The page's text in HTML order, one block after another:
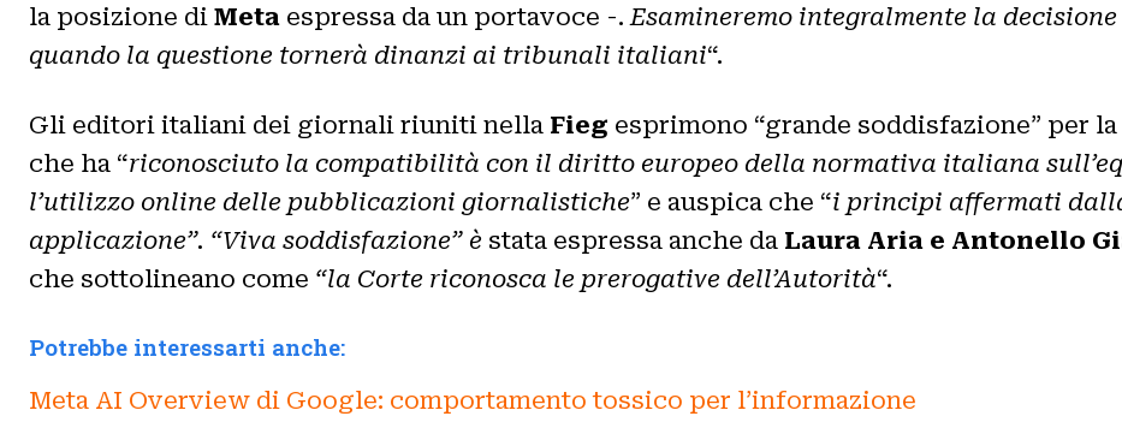
la posizione di Meta espressa da un portavoce -.Esamineremo integralmente la
quando la questione tornerà dinanzi ai tribunali italiani“.
Gli editori italiani dei giornali riuniti nella Fieg esprimono “grande soddisfazione” per
che ha “riconosciuto la compatibilità con il diritto europeo della normativa italiana
l’utilizzo online delle pubblicazioni giornalistiche” e auspica che “i principi affermati
applicazione”. “Viva soddisfazione” è stata espressa anche da Laura Aria e Antonello
che sottolineano come “la Corte riconosca le prerogative dell’Autorità“.
Potrebbe interessarti anche:
Meta AI Overview di Google: comportamento tossico per l’informazione